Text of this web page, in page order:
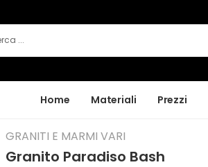
Home Materiali Prezzi
GRANITI E MARMI VARI
Granito Paradiso Bash